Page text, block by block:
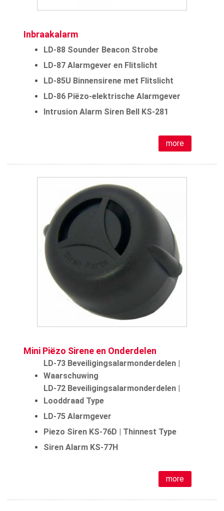
Inbraakalarm
LD-88 Sounder Beacon Strobe
LD-87 Alarmgever en Flitslicht
LD-85U Binnensirene met Flitslicht
LD-86 Piëzo-elektrische Alarmgever
Intrusion Alarm Siren Bell KS-281
more
Mini Piëzo Sirene en Onderdelen
LD-73 Beveiligingsalarmonderdelen |
Waarschuwing
LD-72 Beveiligingsalarmonderdelen |
Looddraad Type
LD-75 Alarmgever
Piezo Siren KS-76D | Thinnest Type
Siren Alarm KS-77H
more